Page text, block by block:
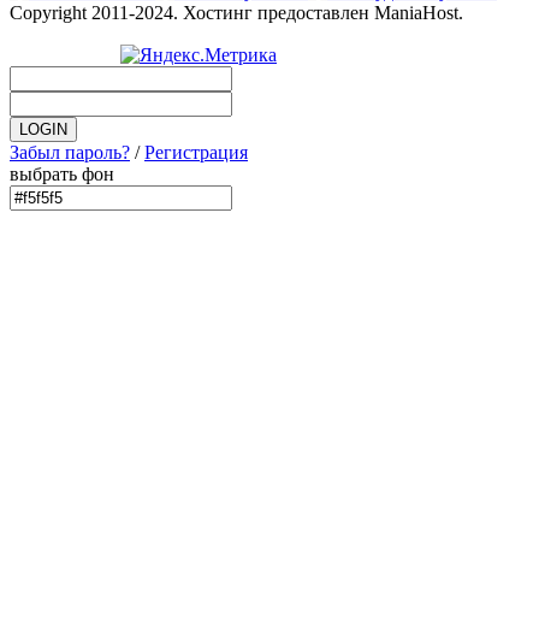
Copyright 2011-2024. Хостинг предоставлен ManiaHost.
Забыл пароль? /Регистрация
выбрать фон